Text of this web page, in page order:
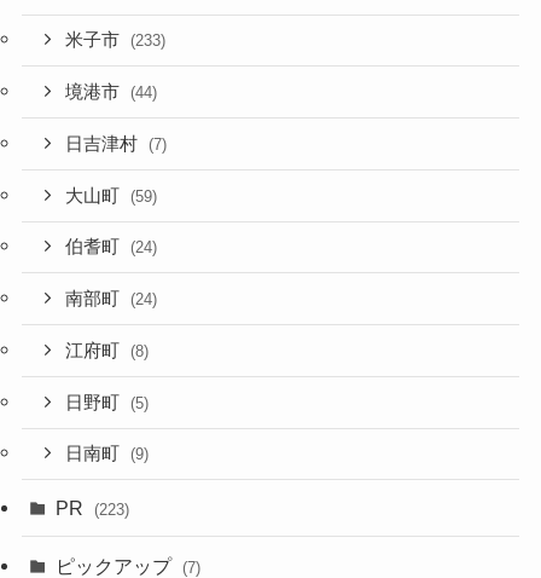
米子市 (233)
境港市 (44)
日吉津村 (7)
大山町 (59)
伯耆町 (24)
南部町 (24)
江府町 (8)
日野町 (5)
日南町 (9)
PR (223)
ピックアップ (7)